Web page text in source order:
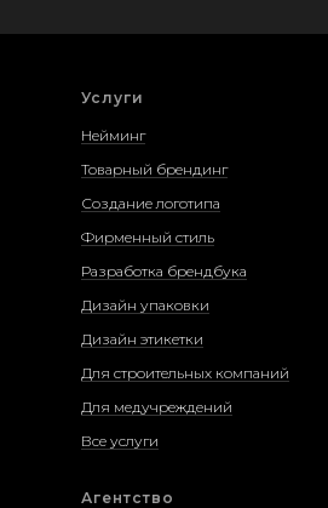
Услуги
Нейминг
Товарный брендинг
Создание логотипа
Фирменный стиль
Разработка брендбука
Дизайн упаковки
Дизайн этикетки
Для строительных компаний
Для медучреждений
Все услуги
Агентство